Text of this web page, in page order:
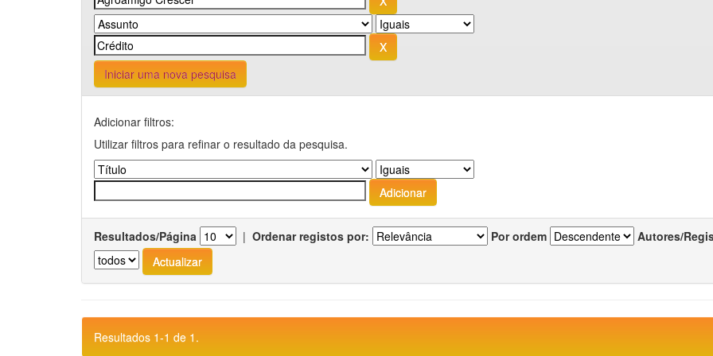
Iniciar uma nova pesquisa
Adicionar filtros:
Utilizar filtros para refinar o resultado da pesquisa.
Resultados/Página | Ordenar registos por: Por ordem Autores/
Resultados 1-1 de 1.